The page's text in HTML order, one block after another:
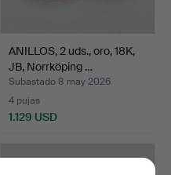
ANILLOS, 2 uds., oro, 18K,
JB, Norrköping …
Subastado 8 may 2026
4 pujas
1.129 USD